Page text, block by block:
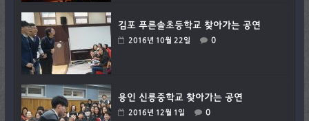
김포 푸른솔초등학교 찾아가는 공연
2016년 10월 22일 0
용인 신릉중학교 찾아가는 공연
2016년 12월 1일 0